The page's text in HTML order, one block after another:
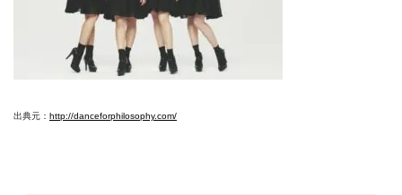
出典元： http://danceforphilosophy.com/